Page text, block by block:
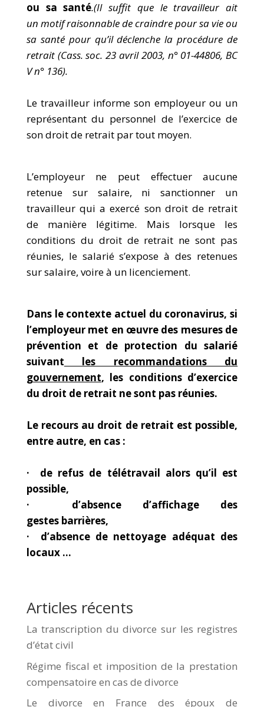
ou sa santé.(Il suffit que le travailleur ait
un motif raisonnable de craindre pour sa vie ou
sa santé pour qu’il déclenche la procédure de
retrait (Cass. soc. 23 avril 2003, n° 01-44806, BC
V n° 136).
Le travailleur informe son employeur ou un
représentant du personnel de l’exercice de
son droit de retrait par tout moyen.
L’employeur ne peut effectuer aucune
retenue sur salaire, ni sanctionner un
travailleur qui a exercé son droit de retrait
de manière légitime. Mais lorsque les
conditions du droit de retrait ne sont pas
réunies, le salarié s’expose à des retenues
sur salaire, voire à un licenciement.
Dans le contexte actuel du coronavirus, si
l’employeur met en œuvre des mesures de
prévention et de protection du salarié
suivant les recommandations du
gouvernement, les conditions d’exercice
du droit de retrait ne sont pas réunies.
Le recours au droit de retrait est possible,
entre autre, en cas :
· de refus de télétravail alors qu’il est
possible,
· d’absence d’affichage des
gestes barrières,
· d’absence de nettoyage adéquat des
locaux …
Articles récents
La transcription du divorce sur les registres
d’état civil
Régime fiscal et imposition de la prestation
compensatoire en cas de divorce
Le divorce en France des époux de